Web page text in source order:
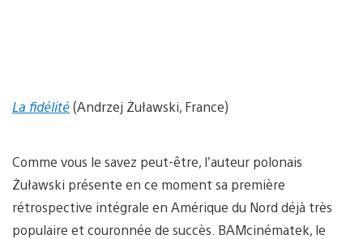
La fidélité(Andrzej Żuławski, France)
Comme vous le savez peut-être, l’auteur polonais
Żuławski présente en ce moment sa première
rétrospective intégrale en Amérique du Nord déjà très
populaire et couronnée de succès. BAMcinématek, le